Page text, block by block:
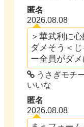
匿名
2026.08.08
＞華武利に
ダメそう＜
ー全員がダメ
うさぎモチ
いいな
匿名
2026.08.08